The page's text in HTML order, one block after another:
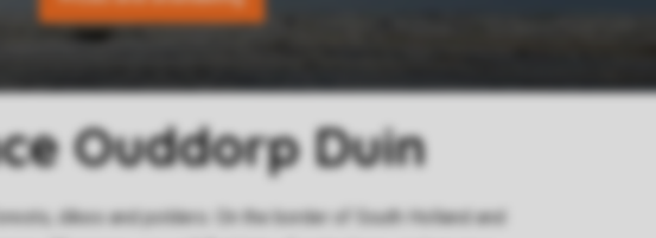
Ouddorp Duin
dikes and polders. On the border of South Holland and